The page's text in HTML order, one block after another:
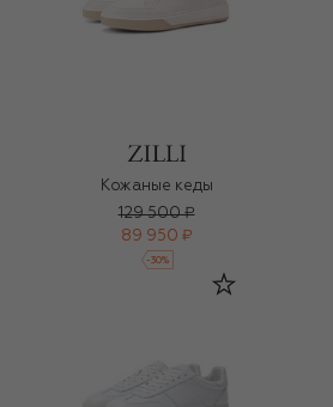
Кожаные кеды
129 500 ₽
89 950 ₽
-30%